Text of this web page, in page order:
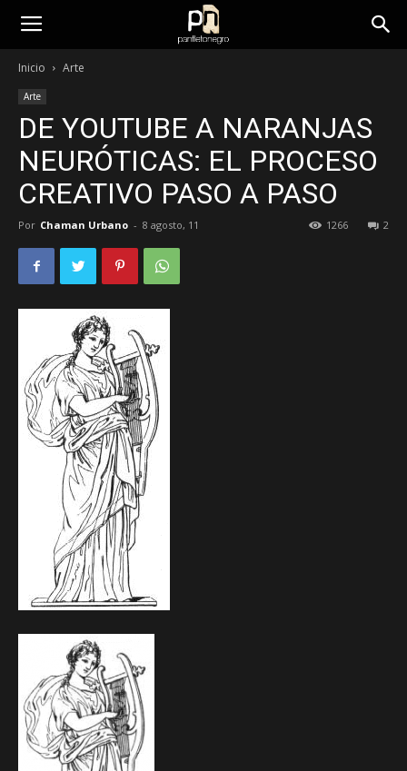
panfletonegro
Inicio Arte
Arte
DE YOUTUBE A NARANJAS
NEURÓTICAS: EL PROCESO
CREATIVO PASO A PASO
Por Chaman Urbano - 8 agosto, 11 2
1266